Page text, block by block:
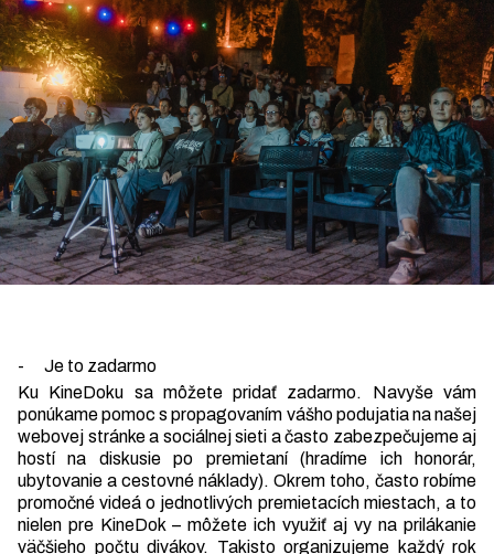
- Je to zadarmo
Ku KineDoku sa môžete pridať zadarmo. Navyše vám
ponúkame pomoc s propagovaním vášho podujatia na našej
webovej stránke a sociálnej sieti a často zabezpečujeme aj
hostí na diskusie po premietaní (hradíme ich honorár,
ubytovanie a cestovné náklady). Okrem toho, často robíme
promočné videá o jednotlivých premietacích miestach, a to
nielen pre KineDok – môžete ich využiť aj vy na prilákanie
väčšieho počtu divákov. Takisto organizujeme každý rok